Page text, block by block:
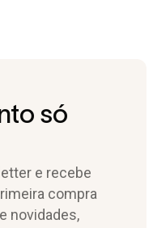
só
e recebe
compra
novidades,